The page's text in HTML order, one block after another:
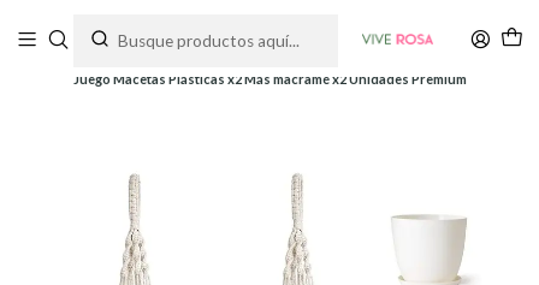
Juego Macetas Plásticas x2 Más macramé x2 Unidades Premium